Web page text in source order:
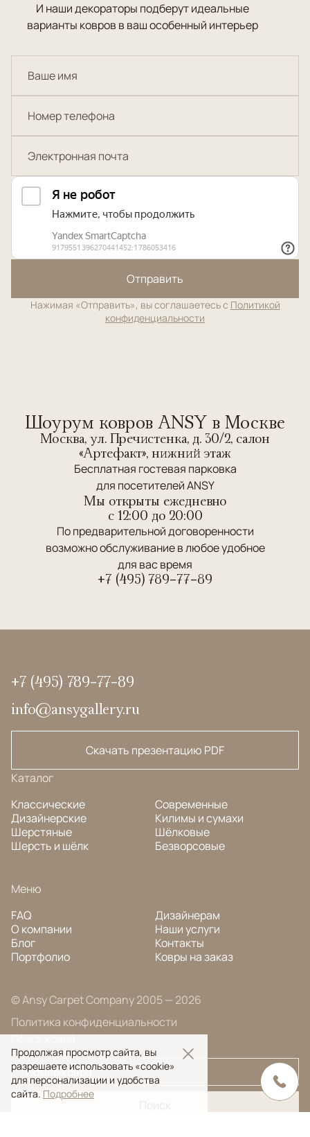
И наши декораторы подберут идеальные
варианты ковров в ваш особенный интерьер
Отправить
Нажимая «Отправить», вы соглашаетесь с Политикой
конфиденциальности
Шоурум ковров ANSY в Москве
Москва, ул. Пречистенка, д. 30/2, салон
«Артефакт», нижний этаж
Бесплатная гостевая парковка
для посетителей ANSY
Мы открыты ежедневно
c 12:00 до 20:00
По предварительной договоренности
возможно обслуживание в любое удобное
для вас время
+7 (495) 789-77-89
+7 (495) 789-77-89
info@ansygallery.ru
Скачать презентацию PDF
Каталог
Классические
Дизайнерские
Шерстяные
Шерсть и шёлк
Современные
Килимы и сумахи
Шёлковые
Безворсовые
Меню
FAQ
О компании
Блог
Портфолио
Дизайнерам
Наши услуги
Контакты
Ковры на заказ
© Ansy Carpet Company 2005 — 2026
Политика конфиденциальности
Поиск ковра
Продолжая просмотр сайта, вы
разрешаете использовать «cookie»
для персонализации и удобства
сайта. Подробнее